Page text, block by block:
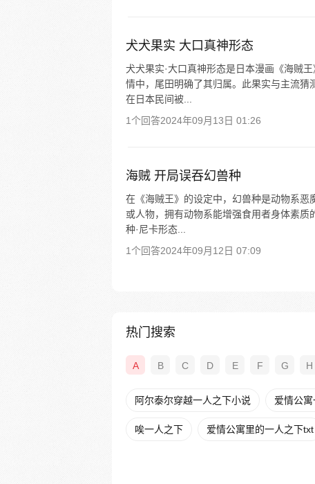
犬犬果实 大口真神形态
犬犬果实·大口真神形态是日本漫画《海贼
情中，尾田明确了其归属。此果实与主流
在日本民间被...
1个回答2024年09月13日 01:26
海贼 开局误吞幻兽种
在《海贼王》的设定中，幻兽种是动物系
或人物，拥有动物系能增强食用者身体素
种·尼卡形态...
1个回答2024年09月12日 07:09
热门搜索
A B C D E F G H
阿尔泰尔穿越一人之下小说 爱情公
唉一人之下 爱情公寓里的一人之下txt